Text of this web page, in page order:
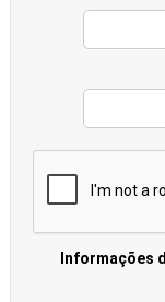
Informações